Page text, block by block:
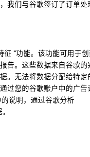
我们与谷歌签订了订单处
征 "功能。该功能可用于
告。这些数据来自谷歌的
。无法将数据分配给特定
过您的谷歌账户中的广告
说明，通过谷歌分析